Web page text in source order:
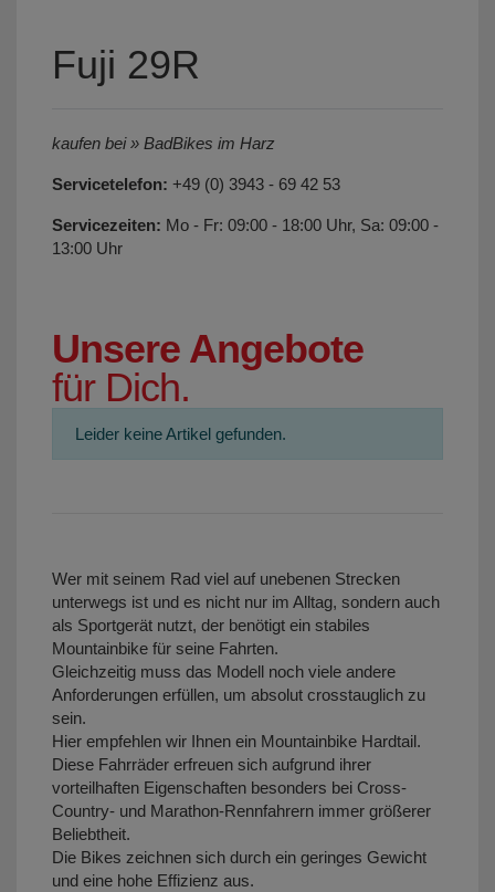
Fuji 29R
kaufen bei » BadBikes im Harz
Servicetelefon: +49 (0) 3943 - 69 42 53
Servicezeiten: Mo - Fr: 09:00 - 18:00 Uhr, Sa: 09:00 -
13:00 Uhr
Unsere Angebote
für Dich.
Leider keine Artikel gefunden.
Wer mit seinem Rad viel auf unebenen Strecken
unterwegs ist und es nicht nur im Alltag, sondern auch
als Sportgerät nutzt, der benötigt ein stabiles
Mountainbike für seine Fahrten.
Gleichzeitig muss das Modell noch viele andere
Anforderungen erfüllen, um absolut crosstauglich zu
sein.
Hier empfehlen wir Ihnen ein Mountainbike Hardtail.
Diese Fahrräder erfreuen sich aufgrund ihrer
vorteilhaften Eigenschaften besonders bei Cross-
Country- und Marathon-Rennfahrern immer größerer
Beliebtheit.
Die Bikes zeichnen sich durch ein geringes Gewicht
und eine hohe Effizienz aus.